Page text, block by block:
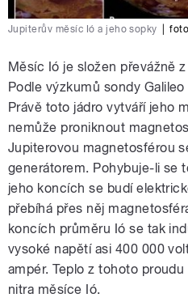
Jupiterův měsíc Ió a jeho sopky
Měsíc Ió je složen převážně
Podle výzkumů sondy
Právě toto jádro vytváří jeho
nemůže proniknout
Jupiterovou magnetosférou
generátorem. Pohybuje-li se
jeho koncích se budí
přebíhá přes něj
koncích průměru Ió se tak
vysoké napětí asi 400 000
ampér. Teplo z tohoto
nitra měsíce Ió.